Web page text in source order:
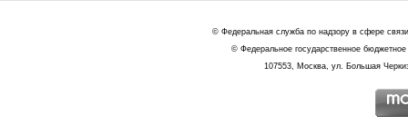
© Федеральная служба по надзору в сфере
© Федеральное государственное
107553, Москва, ул. Большая